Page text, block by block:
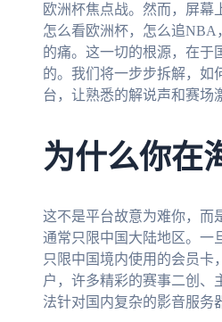
欧洲杯焦点战。然而，屏幕
怎么看欧洲杯，怎么追NBA
的痛。这一切的根源，在于
的。我们将一步步拆解，如
台，让熟悉的解说声和赛场
为什么你在
这不是平台故意为难你，而
通常只限中国大陆地区。一
只限中国境内使用的会员卡
户，许多精彩的赛事二创、
法针对国内复杂的影音服务